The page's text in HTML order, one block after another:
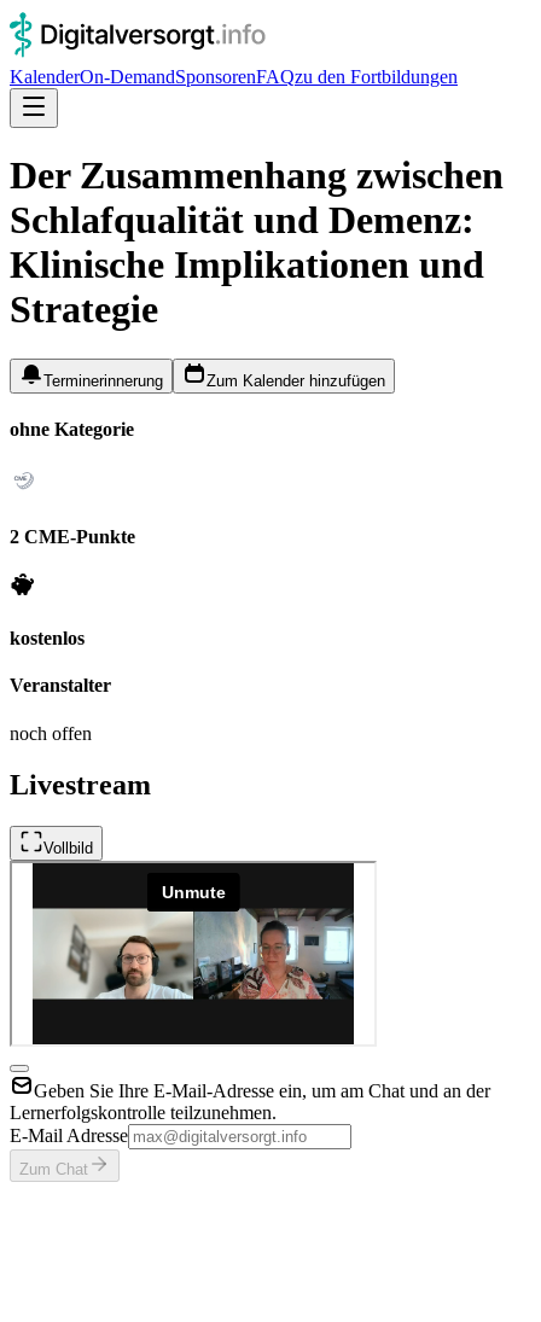
KalenderOn-DemandSponsorenFAQzu den Fortbildungen
Der Zusammenhang zwischen
Schlafqualität und Demenz:
Klinische Implikationen und
Strategie
Terminerinnerung Zum Kalender hinzufügen
ohne Kategorie
2 CME-Punkte
kostenlos
Veranstalter
noch offen
Livestream
Vollbild
Geben Sie Ihre E-Mail-Adresse ein, um am Chat und an der
Lernerfolgskontrolle teilzunehmen.
E-Mail Adresse
Zum Chat